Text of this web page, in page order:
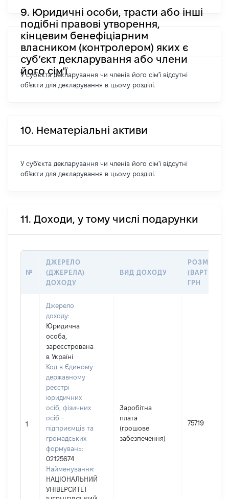
9. Юридичні особи, трасти або інші
подібні правові утворення,
кінцевим бенефіціарним
власником (контролером) яких є
суб’єкт декларування або члени
його сім'ї
У суб'єкта декларування чи членів його сім'ї відсутні
об'єкти для декларування в цьому розділі.
10. Нематеріальні активи
У суб'єкта декларування чи членів його сім'ї відсутні
об'єкти для декларування в цьому розділі.
11. Доходи, у тому числі подарунки
№
ДЖЕРЕЛО
(ДЖЕРЕЛА)
ДОХОДУ
ВИД ДОХОДУ
РОЗМІР
(ВАРТІСТЬ),
ГРН
1
Джерело
доходу:
Юридична
особа,
зареєстрована
в Україні
Код в Єдиному
державному
реєстрі
юридичних
осіб, фізичних
осіб –
підприємців та
громадських
формувань:
02125674
Найменування:
НАЦІОНАЛЬНИЙ
УНІВЕРСИТЕТ
Заробітна
плата
(грошове
забезпечення)
75719